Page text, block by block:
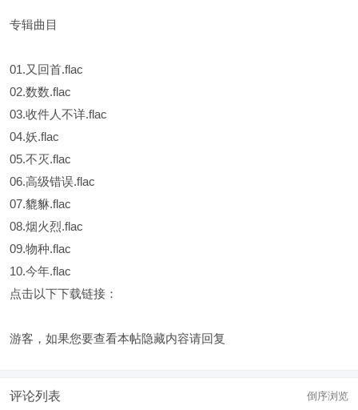
专辑曲目
01.又回首.flac
02.数数.flac
03.收件人不详.flac
04.妖.flac
05.不灭.flac
06.高级错误.flac
07.貔貅.flac
08.烟火烈.flac
09.物种.flac
10.今年.flac
点击以下下载链接：
游客，如果您要查看本帖隐藏内容请回复
评论列表 倒序浏览